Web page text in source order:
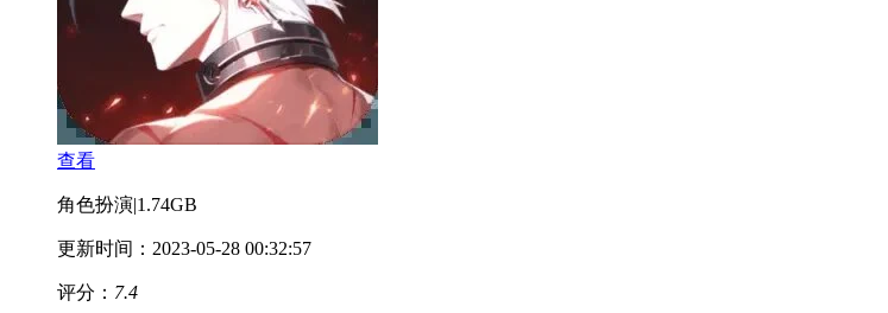
查看
角色扮演|1.74GB
更新时间：2023-05-28 00:32:57
评分： 7.4